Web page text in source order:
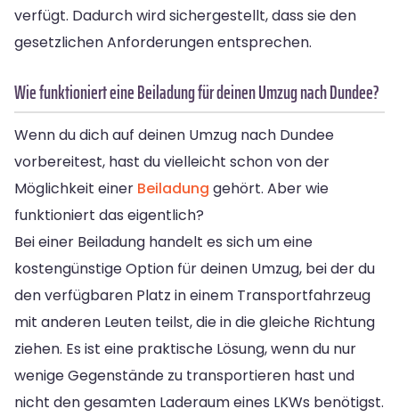
verfügt. Dadurch wird sichergestellt, dass sie den
gesetzlichen Anforderungen entsprechen.
Wie funktioniert eine Beiladung für deinen Umzug nach Dundee?
Wenn du dich auf deinen Umzug nach Dundee
vorbereitest, hast du vielleicht schon von der
Möglichkeit einer Beiladung gehört. Aber wie
funktioniert das eigentlich?
Bei einer Beiladung handelt es sich um eine
kostengünstige Option für deinen Umzug, bei der du
den verfügbaren Platz in einem Transportfahrzeug
mit anderen Leuten teilst, die in die gleiche Richtung
ziehen. Es ist eine praktische Lösung, wenn du nur
wenige Gegenstände zu transportieren hast und
nicht den gesamten Laderaum eines LKWs benötigst.